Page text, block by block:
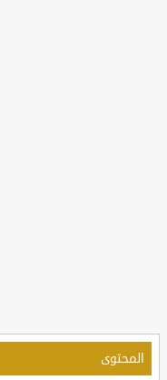
المحتوى